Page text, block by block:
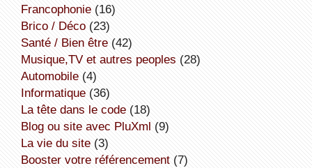
Francophonie(16)
Brico / Déco(23)
Santé / Bien être(42)
Musique,TV et autres peoples (28)
Automobile(4)
informatique(36)
la tête dans le code(18)
Blog ou site avec PluXml (9)
la vie du site(3)
booster votre référencement(7)